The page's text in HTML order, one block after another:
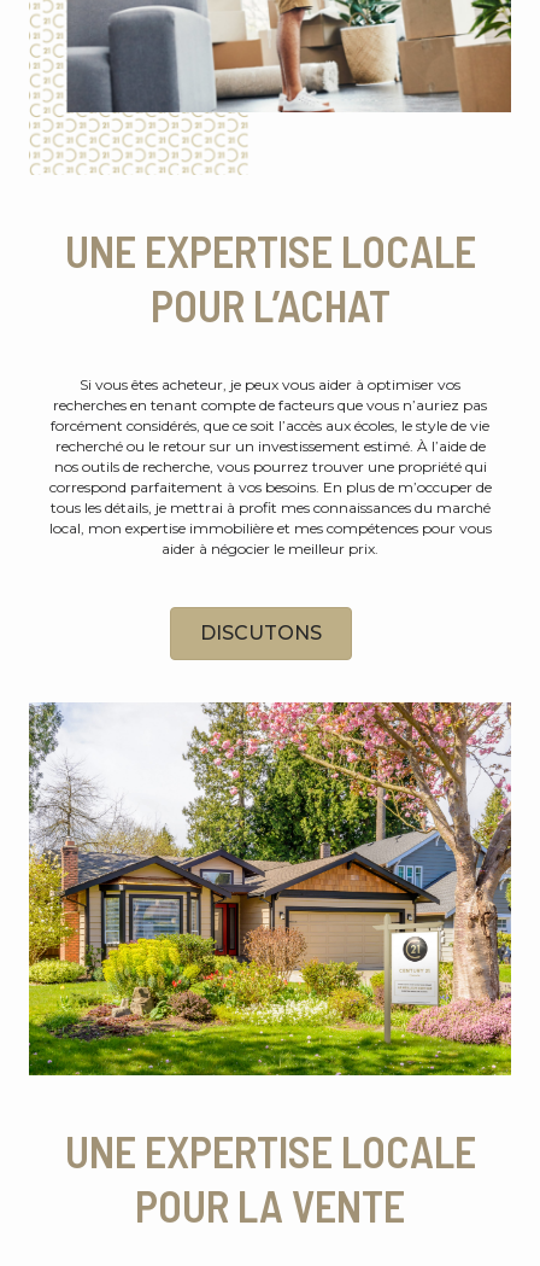
UNE EXPERTISE LOCALE
POUR L’ACHAT
Si vous êtes acheteur, je peux vous aider à optimiser vos
recherches en tenant compte de facteurs que vous n’auriez pas
forcément considérés, que ce soit l’accès aux écoles, le style de vie
recherché ou le retour sur un investissement estimé. À l’aide de
nos outils de recherche, vous pourrez trouver une propriété qui
correspond parfaitement à vos besoins. En plus de m’occuper de
tous les détails, je mettrai à profit mes connaissances du marché
local, mon expertise immobilière et mes compétences pour vous
aider à négocier le meilleur prix.
DISCUTONS
UNE EXPERTISE LOCALE
POUR LA VENTE